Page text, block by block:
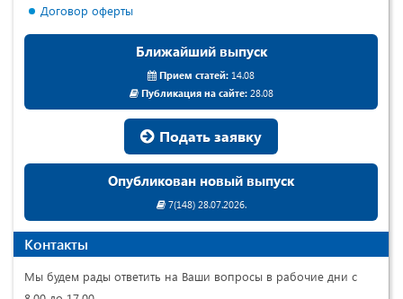
Договор оферты
Ближайший выпуск
Прием статей: 14.08
Публикация на сайте:28.08
Подать заявку
Опубликован новый выпуск
7(148) 28.07.2026.
Контакты
Мы будем рады ответить на Ваши вопросы в рабочие дни с